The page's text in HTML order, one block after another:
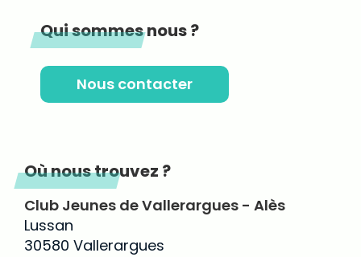
Qui sommes nous ?
Nous contacter
Où nous trouvez ?
Club Jeunes de Vallerargues - Alès
Lussan
30580 Vallerargues